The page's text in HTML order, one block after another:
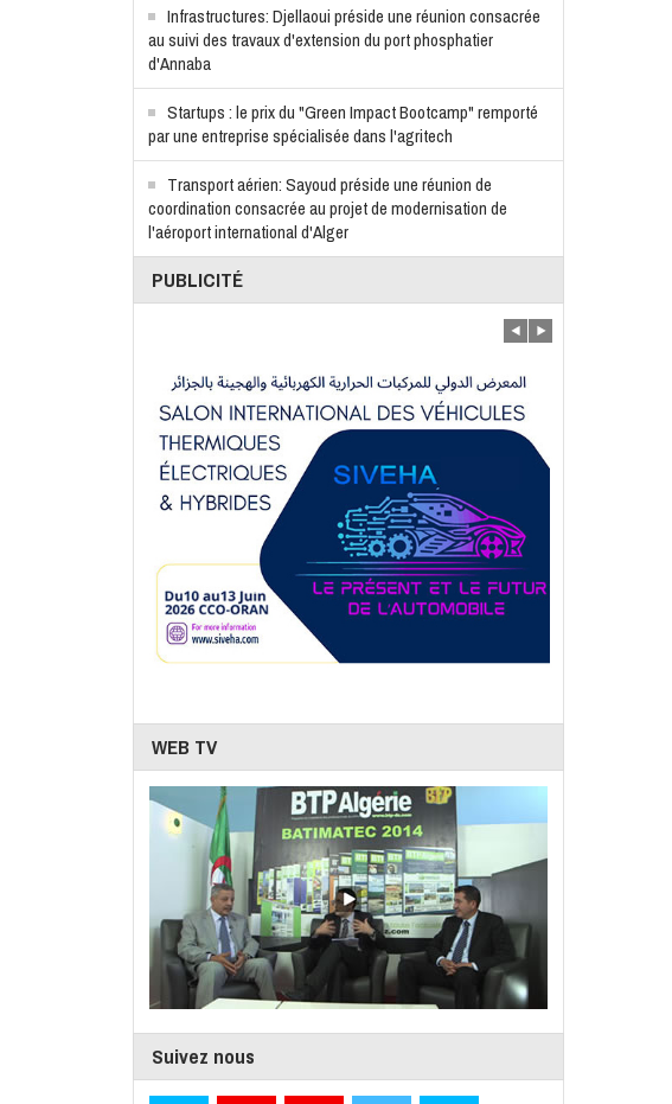
Infrastructures: Djellaoui préside une réunion consacrée
au suivi des travaux d'extension du port phosphatier
d'Annaba
Startups : le prix du "Green Impact Bootcamp" remporté
par une entreprise spécialisée dans l'agritech
Transport aérien: Sayoud préside une réunion de
coordination consacrée au projet de modernisation de
l'aéroport international d'Alger
PUBLICITÉ
WEB TV
Suivez nous